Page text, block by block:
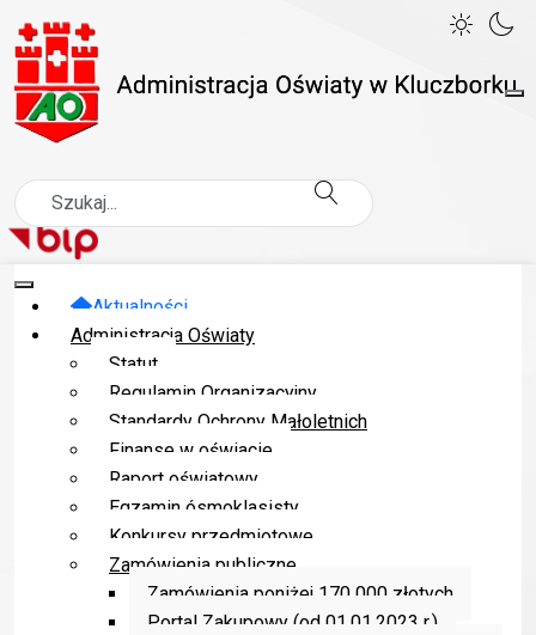
Szukaj
Aktualności
Administracja Oświaty
Statut
Regulamin Organizacyjny
Standardy Ochrony Małoletnich
Finanse w oświacie
Raport oświatowy
Egzamin ósmoklasisty
Konkursy przedmiotowe
Zamówienia publiczne
Zamówienia poniżej 170 000 złotych
Portal Zakupowy (od 01.01.2023 r.)
Jesteś tutaj:Administracja Oświaty w Kluczborku
Projekty realizowane w ramach UE
OD MALUCHÓW DO STARSZAKÓW- podniesienie
jakości edukacji przedszkolnej w Gminie Kluczbork
Od maluchów do starszaków- podniesienie jakości
edukacji przedszkolnej w Gminie Kluczbork.